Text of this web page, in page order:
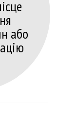
або